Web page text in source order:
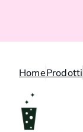
HomeProdotti